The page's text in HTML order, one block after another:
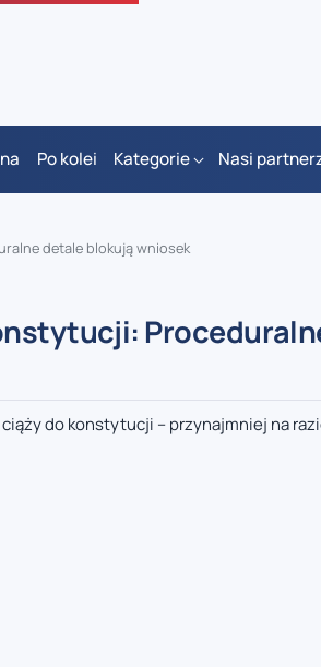
Po kolei Kategorie Nasi
detale blokują wniosek
do konstytucji – przynajmniej na